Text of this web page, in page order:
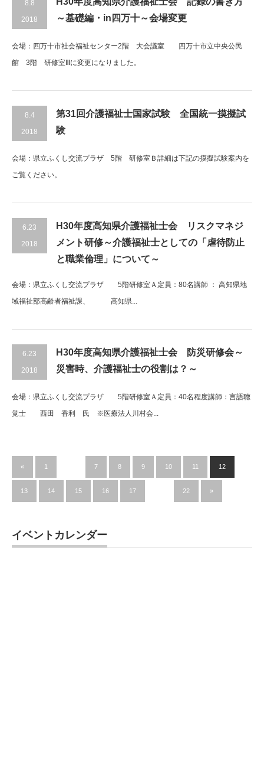
8.8
2018
～基礎編・in四万十～会場変更
会場：四万十市社会福祉センター2階 大会議室 四万十市立中央公民
館 3階 研修室Ⅲに変更になりました。
8.4
2018
第31回介護福祉士国家試験 全国統一摸擬試
験
会場：県立ふくし交流プラザ 5階 研修室Ｂ詳細は下記の摸擬試験案内を
ご覧ください。
6.23
2018
H30年度高知県介護福祉士会 リスクマネジ
メント研修～介護福祉士としての「虐待防止
と職業倫理」について～
会場：県立ふくし交流プラザ 5階研修室Ａ定員：80名講師 ： 高知県地
域福祉部高齢者福祉課、 高知県...
6.23
2018
H30年度高知県介護福祉士会 防災研修会～
災害時、介護福祉士の役割は？～
会場：県立ふくし交流プラザ 5階研修室Ａ定員：40名程度講師：言語聴
覚士 西田 香利 氏 ※医療法人川村会...
« 1 7 8 9 10 11 12
13 14 15 16 17 22 »
イベントカレンダー